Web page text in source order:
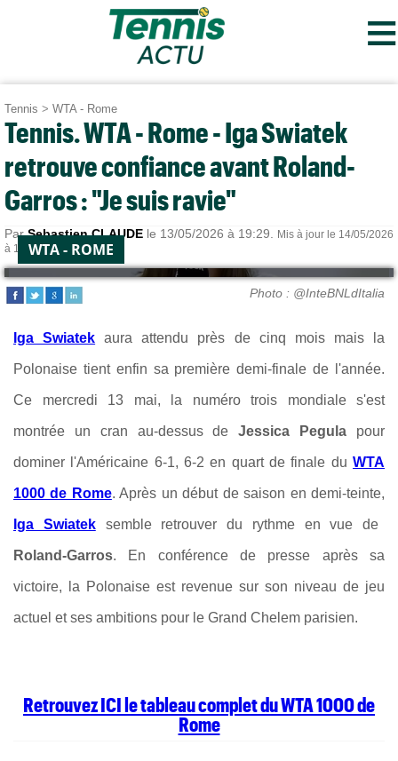
≡
Tennis > WTA - Rome
Tennis. WTA - Rome - Iga Swiatek
retrouve confiance avant Roland-
Garros : "Je suis ravie"
ParSebastien CLAUDE le 13/05/2026 à 19:29.
Mis à jour le 14/05/2026
à 18:46.WTA - ROME
Photo : @InteBNLdItalia
Iga Swiatek aura attendu près de cinq mois mais la
Polonaise tient enfin sa première demi-finale de l'année.
Ce mercredi 13 mai, la numéro trois mondiale s'est
montrée un cran au-dessus de Jessica Pegula pour
dominer l'Américaine 6-1, 6-2 en quart de finale du WTA
1000 de Rome. Après un début de saison en demi-teinte,
Iga Swiateksemble retrouver du rythme en vue de
Roland-Garros. En conférence de presse après sa
victoire, la Polonaise est revenue sur son niveau de jeu
actuel et ses ambitions pour le Grand Chelem parisien.
Retrouvez ICI le tableau complet du WTA 1000 de
Rome